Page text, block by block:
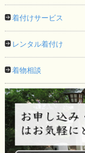
着付けサービス
レンタル着付け
着物相談